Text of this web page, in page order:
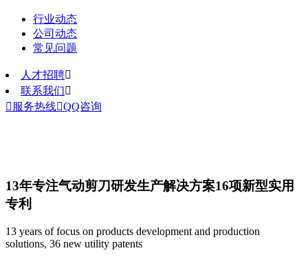
行业动态
公司动态
常见问题
人才招聘
联系我们
 服务热线QQ咨询
13年专注气动剪刀研发生产解决方案16项新型实用
专利
13 years of focus on products development and production
solutions, 36 new utility patents